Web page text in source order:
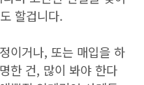
할겁니다.
이거나, 또는 매입을 하
한 건, 많이 봐야 한다